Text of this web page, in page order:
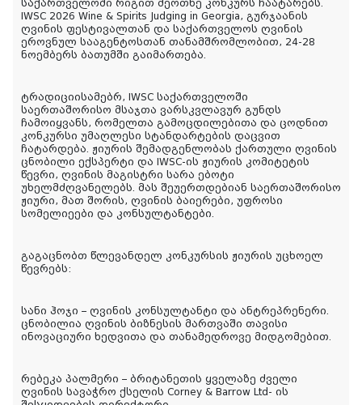
საქართველოში რიგით მეოთხე კონკურს ჩაატარებს.
IWSC 2026 Wine & Spirits Judging in Georgia, გურჯაანის
ღვინის ფესტივალთან და საქართველოს ღვინის
ეროვნულ სააგენტოსთან თანამშრომლობით, 24-28
ნოემბერს ბათუმში გაიმართება.
ტრადიციისამებრ, IWSC საქართველოში
საერთაშორისო მსაჯთა ვარსკვლავურ გუნდს
ჩამოიყვანს, რომელთა გამოცდილებითა და ცოდნით
კონკურსი უმაღლესი სტანდარტების დაცვით
ჩატარდება. ჟიურის შემადგენლობას ქართული ღვინის
ცნობილი ექსპერტი და IWSC-ის ჟიურის კომიტეტის
წევრი, ღვინის მაგისტრი სარა ებოტი
უხელმძღვანელებს. მას შეუერთდებიან საერთაშორისო
ჟიური, მათ შორის, ღვინის ბაიერები, უფროსი
სომელიეები და კონსულტანტები.
გაგაცნობთ წლევანდელ კონკურსის ჟიურის უცხოელ
წევრებს:
სანი ჰოჯი – ღვინის კონსულტანტი და ანტრეპრენერი.
ცნობილია ღვინის ბიზნესის მართვაში თავისი
ინოვაციური ხედვითა და თანამედროვე მიდგომებით.
რებეკა პალმერი – ბრიტანეთის ყველაზე ძველი
ღვინის სავაჭრო ქსელის Corney & Barrow Ltd- ის